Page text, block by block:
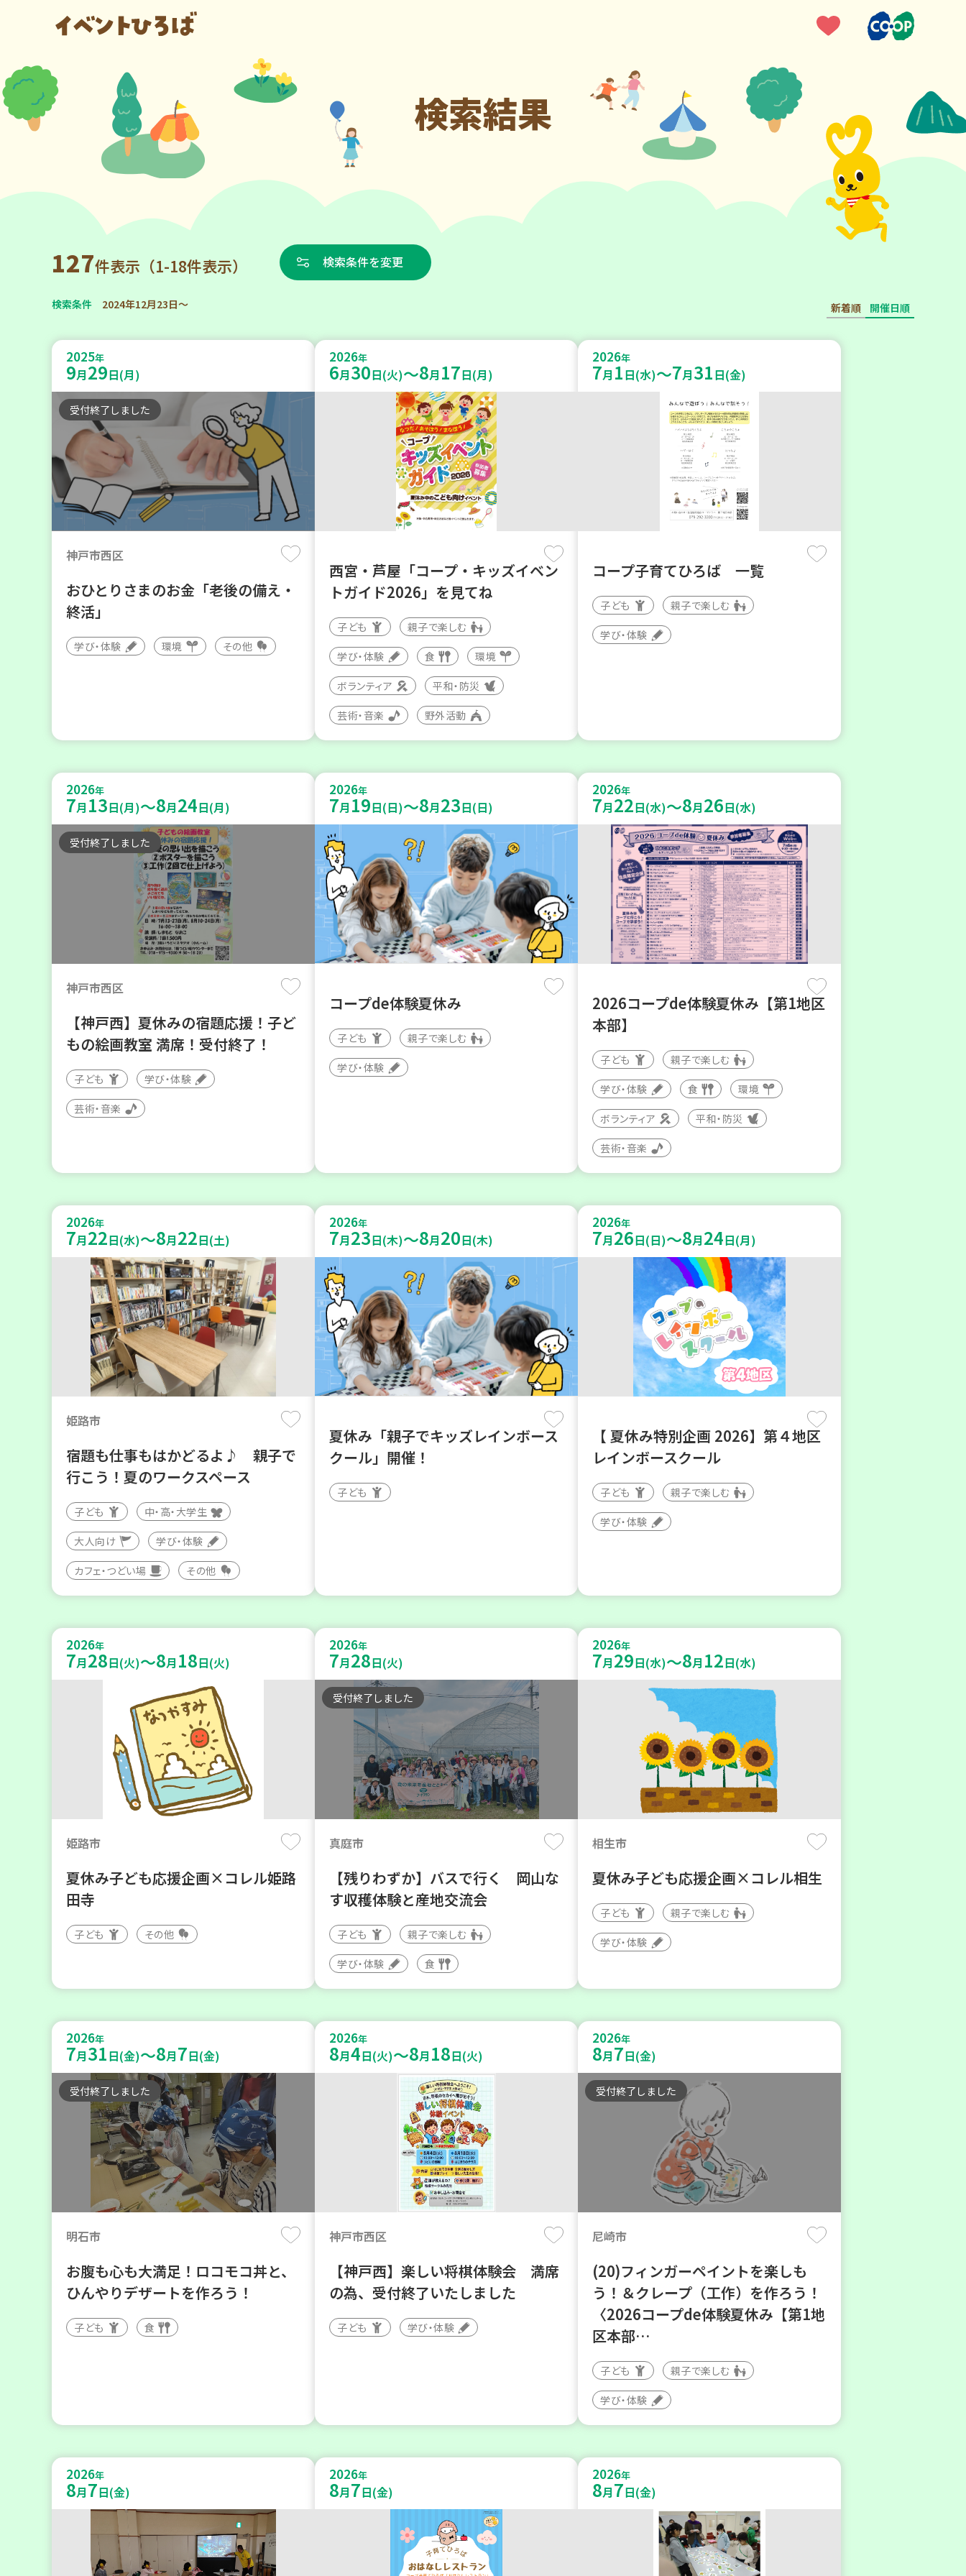
検索結果
127件表示（1-18件表示） 検索条件を変更
検索条件 2024年12月23日～ 新着順 開催日順
2025年
9月29日(月)
受付終了しました
神戸市西区
おひとりさまのお金「老後の備え・
終活」
学び・体験 環境 その他
2026年
6月30日(火)～8月 17日(月)
西宮・芦屋「コープ・キッズイベン
トガイド2026」を見てね
子ども 親子で楽しむ
学び・体験 食 環境
ボランティア 平和・防災
芸術・音楽 野外活動
2026年
7月 1日(水)～7月31日(金)
コープ子育てひろば 一覧
子ども 親子で楽しむ
学び・体験
2026年
7月 13日(月)～8月24日(月)
受付終了しました
神戸市西区
【神戸西】夏休みの宿題応援！子ど
もの絵画教室 満席！受付終了！
子ども 学び・体験
芸術・音楽
2026年
7月 19日(日)～8月23日(日)
コープde体験夏休み
子ども 親子で楽しむ
学び・体験
2026年
7月22日(水)～8月26日(水)
2026コープde体験夏休み【第1地区
本部】
子ども 親子で楽しむ
学び・体験 食 環境
ボランティア 平和・防災
芸術・音楽
2026年
7月22日(水)～8月22日(土)
姫路市
宿題も仕事もはかどるよ♪ 親子で
行こう！夏のワークスペース
子ども 中・高・大学生
大人向け 学び・体験
カフェ・つどい場 その他
2026年
7月23日(木)～8月20日(木)
夏休み「親子でキッズレインボース
クール」開催！
子ども
2026年
7月26日(日)～8月24日(月)
【 夏休み特別企画 2026】第４地区
レインボースクール
子ども 親子で楽しむ
学び・体験
2026年
7月28日(火)～8月 18日(火)
姫路市
夏休み子ども応援企画×コレル姫路
田寺
子ども その他
2026年
7月28日(火)
受付終了しました
真庭市
【残りわずか】バスで行く 岡山な
す収穫体験と産地交流会
子ども 親子で楽しむ
学び・体験 食
2026年
7月29日(水)～8月 12日(水)
相生市
夏休み子ども応援企画×コレル相生
子ども 親子で楽しむ
学び・体験
2026年
7月31日(金)～8月7日(金)
受付終了しました
明石市
お腹も心も大満足！ロコモコ丼と、
ひんやりデザートを作ろう！
子ども 食
2026年
8月4日(火)～8月 18日(火)
神戸市西区
【神戸西】楽しい将棋体験会 満席
の為、受付終了いたしました
子ども 学び・体験
2026年
8月7日(金)
受付終了しました
尼崎市
(20)フィンガーペイントを楽しも
う！＆クレープ（工作）を作ろう！
〈2026コープde体験夏休み【第1地
区本部…
子ども 親子で楽しむ
学び・体験
2026年
8月7日(金)
2026年
8月7日(金)
2026年
8月7日(金)